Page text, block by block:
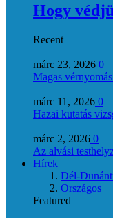
Hogy
Recent
márc 23, 2026 0
Magas
márc 11, 2026 0
Hazai kutatás
márc 2, 2026 0
Az alvási
Hírek
Dél-
Országos
Featured